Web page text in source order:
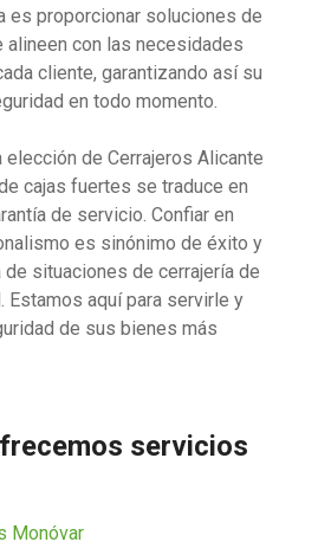
es proporcionar soluciones de
alineen con las necesidades
cliente, garantizando así su
en todo momento.
elección de Cerrajeros Alicante
cajas fuertes se traduce en
de servicio. Confiar en
es sinónimo de éxito y
situaciones de cerrajería de
Estamos aquí para servirle y
de sus bienes más
servicios
Monóvar